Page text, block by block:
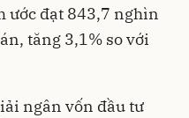
ước đạt 843,7 nghìn
tăng 3,1% so với
ngân vốn đầu tư